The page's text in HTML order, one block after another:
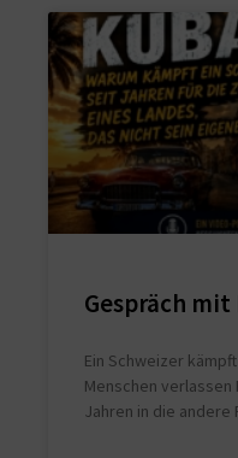
Gespräch
Ein Schweizer
Menschen
Jahren in die andere